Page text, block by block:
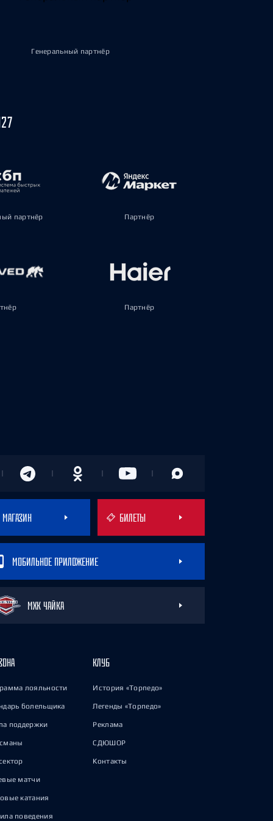
Генеральный партнёр
партнёр Партнёр
Партнёр
МАГАЗИН БИЛЕТЫ
МОБИЛЬНОЕ ПРИЛОЖЕНИЕ
МХК ЧАЙКА
лояльности
болельщика
поддержки
матчи
катания
поведения
КЛУБ
История «Торпедо»
Легенды «Торпедо»
Реклама
СДЮШОР
Контакты